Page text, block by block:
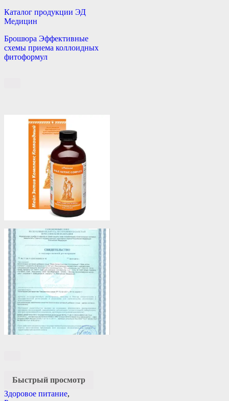
Каталог продукции ЭД
Медицин
Брошюра Эффективные
схемы приема коллоидных
фитоформул
Быстрый просмотр
Здоровое питание,